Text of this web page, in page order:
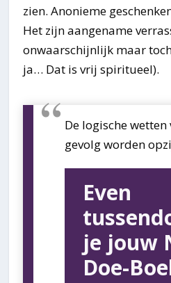
zien. Anonieme
Het zijn aangename
onwaarschijnlijk maar
ja… Dat is vrij spiritueel).
De logische
gevolg worden
Even
je jouw
Doe-